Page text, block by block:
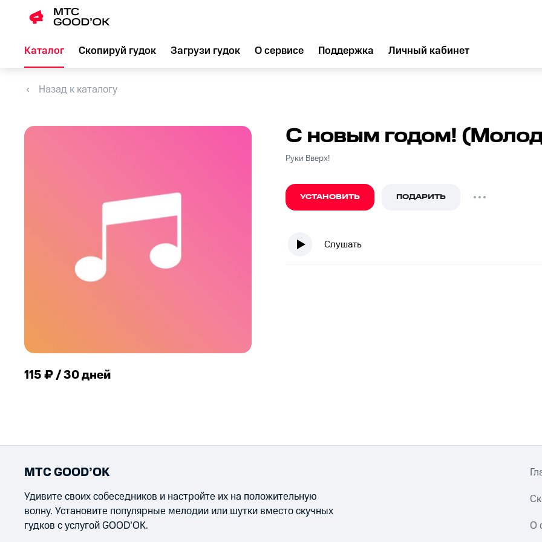
Каталог Скопируй гудок Загрузи гудок О сервисе Поддержка Личный кабинет
Назад к каталогу
115 ₽ / 30 дней
С новым годом!
Руки Вверх!
УСТАНОВИТЬ ПОДАРИТЬ
Слушать
МТС GOOD’OK
Удивите своих собеседников и настройте их на положительную
волну. Установите популярные мелодии или шутки вместо скучных
гудков с услугой GOOD’OK.
О